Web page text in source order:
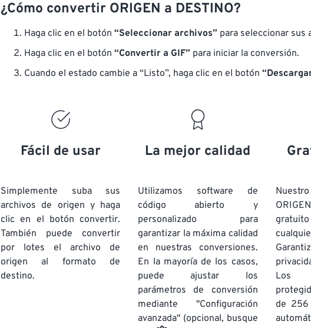
¿Cómo convertir ORIGEN a DESTINO?
Haga clic en el botón “Seleccionar archivos” para seleccionar sus
Haga clic en el botón “Convertir a GIF” para iniciar la conversión.
Cuando el estado cambie a “Listo”, haga clic en el botón
Fácil de usar
Simplemente suba sus
archivos de origen y haga
clic en el botón convertir.
También puede convertir
por lotesel archivo de
origen al formato de
destino.
La mejor calidad
Utilizamos software de
código abierto y
personalizado para
garantizar la máxima calidad
en nuestras conversiones.
En la mayoría de los casos,
puede ajustar los
parámetros de conversión
mediante "Configuración
avanzada" (opcional, busque
Los
de